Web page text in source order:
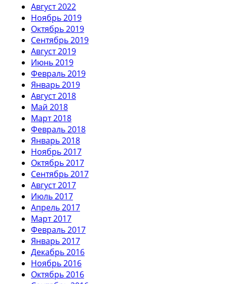
Август 2022
Ноябрь 2019
Октябрь 2019
Сентябрь 2019
Август 2019
Июнь 2019
Февраль 2019
Январь 2019
Август 2018
Май 2018
Март 2018
Февраль 2018
Январь 2018
Ноябрь 2017
Октябрь 2017
Сентябрь 2017
Август 2017
Июль 2017
Апрель 2017
Март 2017
Февраль 2017
Январь 2017
Декабрь 2016
Ноябрь 2016
Октябрь 2016